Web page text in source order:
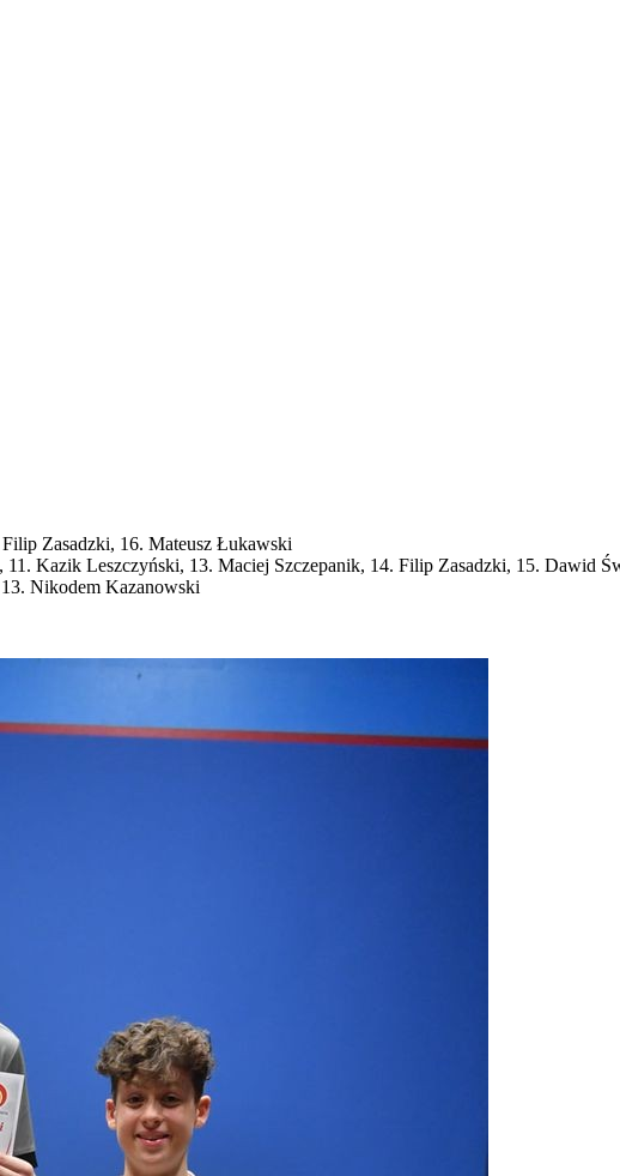
Zasadzki, 16. Mateusz Łukawski
Kazik Leszczyński, 13. Maciej Szczepanik, 14. Filip Zasadzki, 15. Dawid
Nikodem Kazanowski